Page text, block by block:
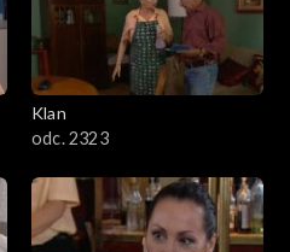
Klan
odc. 2323